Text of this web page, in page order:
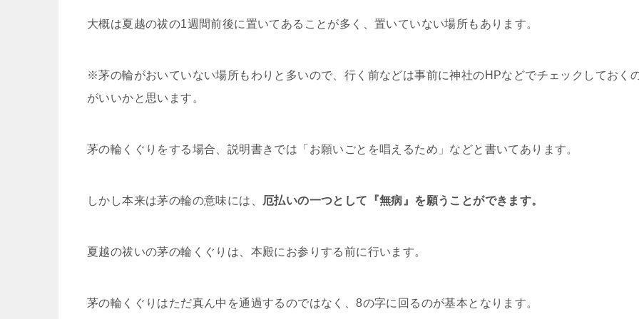
大概は夏越の祓の1週間前後に置いてあることが多く、置いていない場所もあります。
※茅の輪がおいていない場所もわりと多いので、行く前などは事前に神社のHPなどでチェックしておく
がいいかと思います。
茅の輪くぐりをする場合、説明書きでは「お願いごとを唱えるため」などと書いてあります。
しかし本来は茅の輪の意味には、 厄払いの一つとして『無病』を願うことができます。
夏越の祓いの茅の輪くぐりは、本殿にお参りする前に行います。
茅の輪くぐりはただ真ん中を通過するのではなく、8の字に回るのが基本となります。